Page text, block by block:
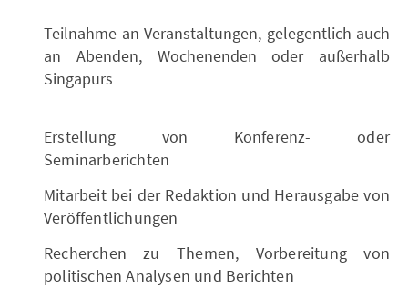
Teilnahme an Veranstaltungen, gelegentlich auch
an Abenden, Wochenenden oder außerhalb
Singapurs
Erstellung von Konferenz- oder
Seminarberichten
Mitarbeit bei der Redaktion und Herausgabe von
Veröffentlichungen
Recherchen zu Themen, Vorbereitung von
politischen Analysen und Berichten